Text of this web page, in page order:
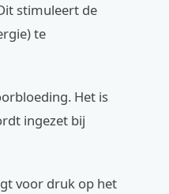
stimuleert de
te
Het is
ingezet bij
voor druk op het